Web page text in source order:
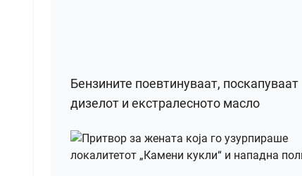
Бензините поевтинуваат, поскапуваат
дизелот и екстралесното масло